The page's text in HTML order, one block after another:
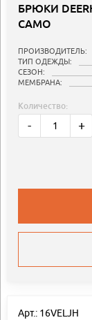
БРЮКИ
CAMO
ПРОИЗВОДИТЕЛЬ:
ТИП ОДЕЖДЫ:
СЕЗОН:
МЕМБРАНА:
Количество:
- +
Арт.: 16VELJH